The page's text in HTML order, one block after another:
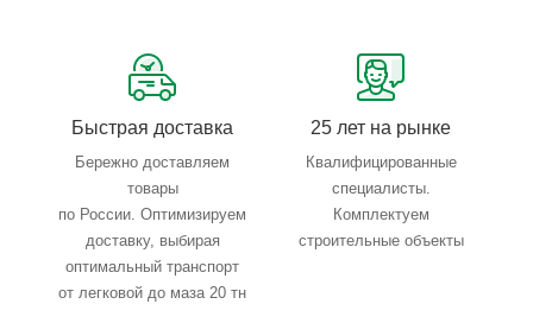
Быстрая доставка
Бережно доставляем
товары
по России. Оптимизируем
доставку, выбирая
оптимальный транспорт
от легковой до маза 20 тн
25 лет на рынке
Квалифицированные
специалисты.
Комплектуем
строительные объекты